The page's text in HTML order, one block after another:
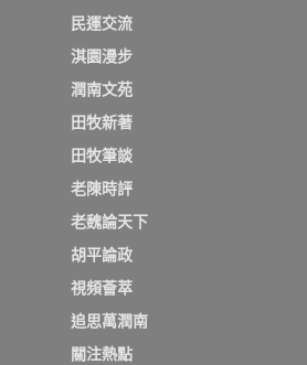
民運交流
淇園漫步
潤南文苑
田牧新著
田牧筆談
老陳時評
老魏論天下
胡平論政
視頻薈萃
追思萬潤南
關注熱點